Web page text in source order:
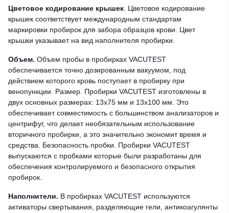
Цветовое кодирование крышек . Цветовое кодирование
крышек соответствует международным стандартам
маркировки пробирок для забора образцов крови. Цвет
крышки указывает на вид наполнителя пробирки.
Объем. Объем пробы в пробирках VACUTEST
обеспечивается точно дозированным вакуумом, под
действием которого кровь поступает в пробирку при
венопункции. Размер. Пробирки VACUTEST изготовлены в
двух основных размерах: 13х75 мм и 13х100 мм. Это
обеспечивает совместимость с большинством анализаторов и
центрифуг, что делает необязательным использование
вторичного пробирки, а это значительно экономит время и
средства. Безопасность пробки. Пробирки VACUTEST
выпускаются с пробками которые были разработаны для
обеспечения контролируемого и безопасного открытия
пробирок.
Наполнители. В пробирках VACUTEST используются
активаторы свертывания, разделяющие гели, антикоагулянты